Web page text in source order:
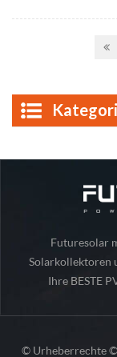
Futuresolar
Solarkollektoren
Ihre BESTE
© Urheberrechte